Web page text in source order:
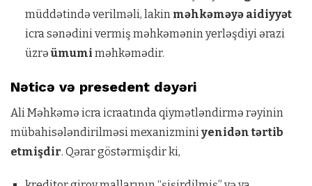
müddətində verilməli, lakin məhkəməyə aidiyyət
icra sənədini vermiş məhkəmənin yerləşdiyi ərazi
üzrə ümumi məhkəmədir.
Nəticə və presedent dəyəri
Ali Məhkəmə icra icraatında qiymətləndirmə rəyinin
mübahisələndirilməsi mexanizmini yenidən tərtib
etmişdir. Qərar göstərmişdir ki,